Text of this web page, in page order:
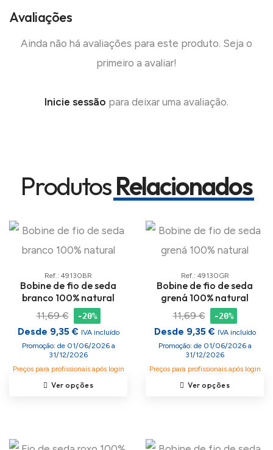
Avaliações
Ainda não há avaliações para este produto. Seja o
primeiro a avaliar!
Inicie sessão para deixar uma avaliação.
ProdutosRelacionados
Ref.: 49130BR
Bobine de fio de seda
branco 100% natural
11,69 € -20%
Desde 9,35 € IVA incluído
Promoção: de 01/06/2026 a
31/12/2026
Preços para profissionais após login
Ver opções
Ref.: 49130GR
Bobine de fio de seda
grená 100% natural
11,69 € -20%
Desde 9,35 € IVA incluído
Promoção: de 01/06/2026 a
31/12/2026
Preços para profissionais após login
Ver opções